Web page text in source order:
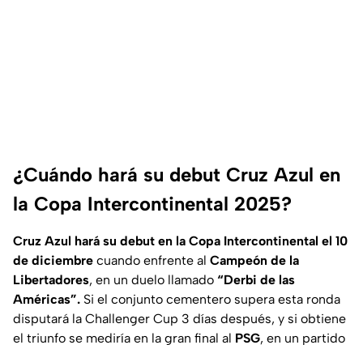
¿Cuándo hará su debut Cruz Azul en
la Copa Intercontinental 2025?
Cruz Azul hará su debut en la Copa Intercontinental el 10
de diciembre cuando enfrente al Campeón de la
Libertadores, en un duelo llamado “Derbi de las
Américas”. Si el conjunto cementero supera esta ronda
disputará la Challenger Cup 3 días después, y si obtiene
el triunfo se mediría en la gran final al PSG, en un partido